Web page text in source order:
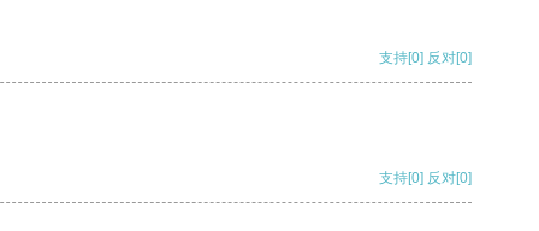
支持[0] 反对[0]
支持[0] 反对[0]